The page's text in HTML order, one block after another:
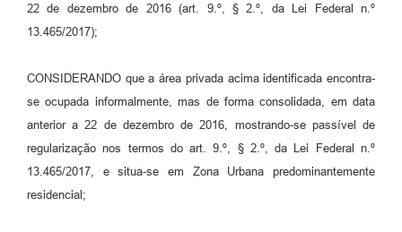
22 de dezembro de 2016 (art. 9.º, § 2.º, da Lei Federal n.º
13.465/2017);
CONSIDERANDO que a área privada acima identificada encontra-
se ocupada informalmente, mas de forma consolidada, em data
anterior a 22 de dezembro de 2016, mostrando-se passível de
regularização nos termos do art. 9.º, § 2.º, da Lei Federal n.º
13.465/2017, e situa-se em Zona Urbana predominantemente
residencial;